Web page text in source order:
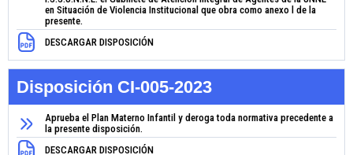
en Situación de Violencia Institucional que obra como anexo l de la
presente.
DESCARGAR DISPOSICIÓN
Disposición CI-005-2023
Aprueba el Plan Materno Infantil y deroga toda normativa precedente a
la presente disposición.
DESCARGAR DISPOSICIÓN